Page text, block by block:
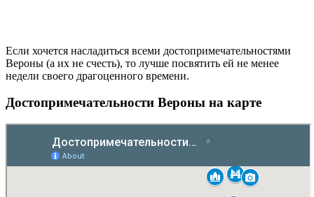
Если хочется насладиться всеми достопримечательностями
Вероны (а их не счесть), то лучше посвятить ей не менее
недели своего драгоценного времени.
Достопримечательности Вероны на карте